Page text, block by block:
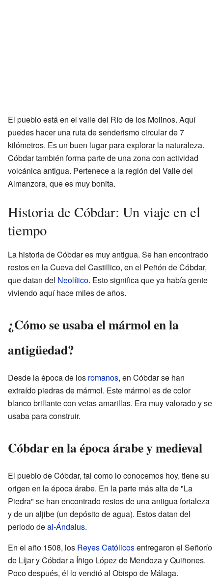
El pueblo está en el valle del Río de los Molinos. Aquí
puedes hacer una ruta de senderismo circular de 7
kilómetros. Es un buen lugar para explorar la naturaleza.
Cóbdar también forma parte de una zona con actividad
volcánica antigua. Pertenece a la región del Valle del
Almanzora, que es muy bonita.
Historia de Cóbdar: Un viaje en el
tiempo
La historia de Cóbdar es muy antigua. Se han encontrado
restos en la Cueva del Castillico, en el Peñón de Cóbdar,
que datan del Neolítico. Esto significa que ya había gente
viviendo aquí hace miles de años.
¿Cómo se usaba el mármol en la
antigüedad?
Desde la época de los romanos, en Cóbdar se han
extraído piedras de mármol. Este mármol es de color
blanco brillante con vetas amarillas. Era muy valorado y se
usaba para construir.
Cóbdar en la época árabe y medieval
El pueblo de Cóbdar, tal como lo conocemos hoy, tiene su
origen en la época árabe. En la parte más alta de "La
Piedra" se han encontrado restos de una antigua fortaleza
y de un aljibe (un depósito de agua). Estos datan del
periodo deal-Ándalus.
En el año 1508, los Reyes Católicosentregaron el Señorío
de Líjar y Cóbdar a Íñigo López de Mendoza y Quiñones.
Poco después, él lo vendió al Obispo de Málaga.